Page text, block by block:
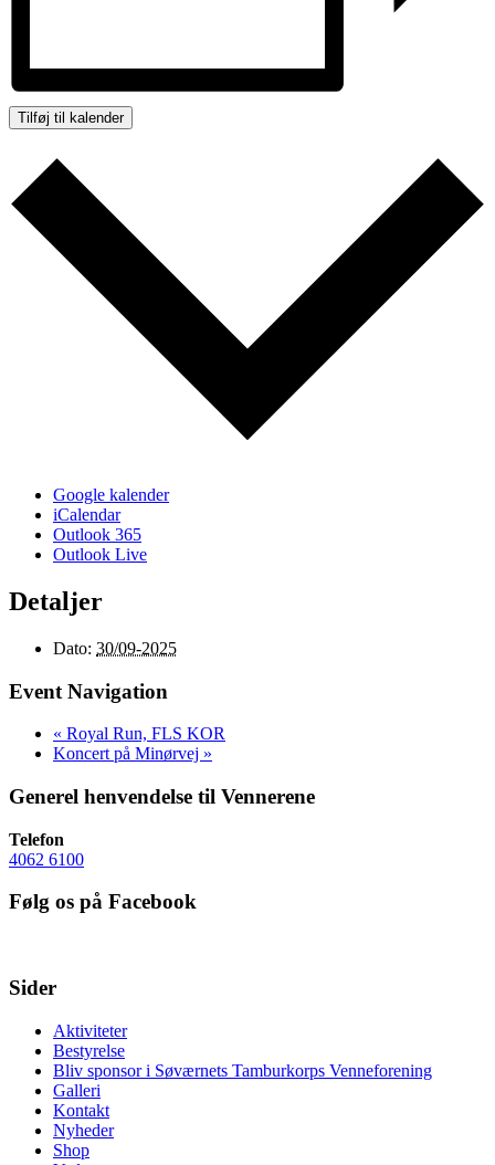
Tilføj til kalender
Google kalender
iCalendar
Outlook 365
Outlook Live
Detaljer
Dato: 30/09-2025
Event Navigation
« Royal Run, FLS KOR
Koncert på Minørvej »
Generel henvendelse til Vennerene
Telefon
4062 6100
Følg os på Facebook
Sider
Aktiviteter
Bestyrelse
Bliv sponsor i Søværnets Tamburkorps Venneforening
Galleri
Kontakt
Nyheder
Shop